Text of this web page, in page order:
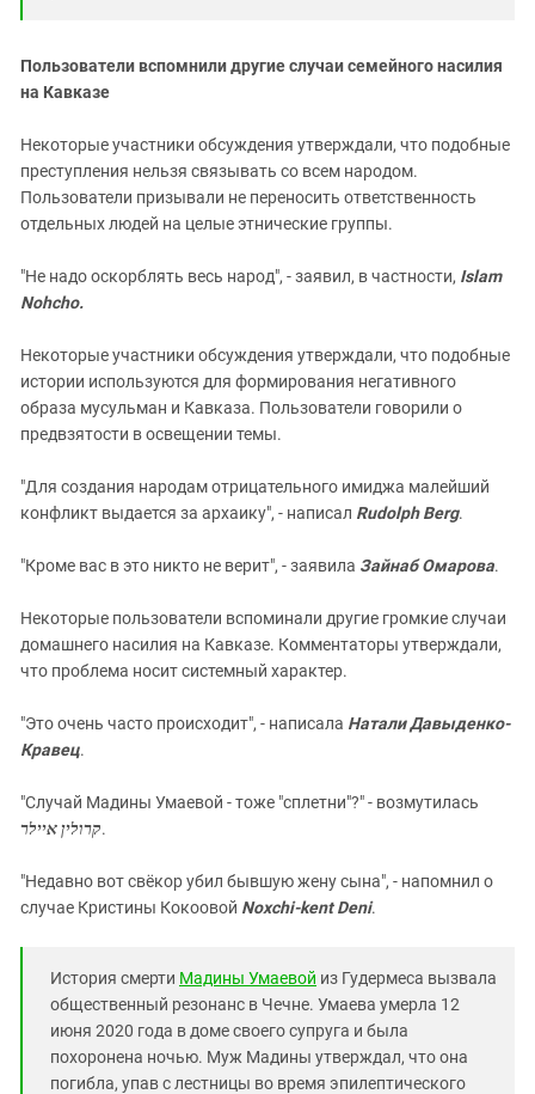
Пользователи вспомнили другие случаи семейного насилия
на Кавказе
Некоторые участники обсуждения утверждали, что подобные
преступления нельзя связывать со всем народом.
Пользователи призывали не переносить ответственность
отдельных людей на целые этнические группы.
"Не надо оскорблять весь народ", - заявил, в частности, Islam
Nohcho.
Некоторые участники обсуждения утверждали, что подобные
истории используются для формирования негативного
образа мусульман и Кавказа. Пользователи говорили о
предвзятости в освещении темы.
"Для создания народам отрицательного имиджа малейший
конфликт выдается за архаику", - написал Rudolph Berg.
"Кроме вас в это никто не верит", - заявила Зайнаб Омарова.
Некоторые пользователи вспоминали другие громкие случаи
домашнего насилия на Кавказе. Комментаторы утверждали,
что проблема носит системный характер.
"Это очень часто происходит", - написала Натали Давыденко-
Кравец.
"Случай Мадины Умаевой - тоже "сплетни"?" - возмутилась
קרולין איילר.
"Недавно вот свёкор убил бывшую жену сына", - напомнил о
случае Кристины Кокоовой Noxchi-kent Deni.
История смерти Мадины Умаевой из Гудермеса вызвала
общественный резонанс в Чечне. Умаева умерла 12
июня 2020 года в доме своего супруга и была
похоронена ночью. Муж Мадины утверждал, что она
погибла, упав с лестницы во время эпилептического